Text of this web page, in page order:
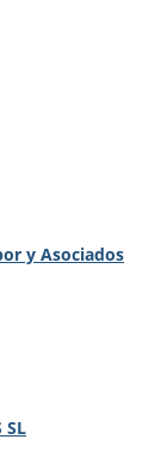
y Asociados
SL